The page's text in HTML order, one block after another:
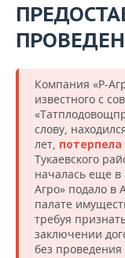
Компания «Р-
известного с
слову,
лет, потерпела
Тукаевского
началась еще в
Агро» подало в
палате
требуя
заключении
без проведения